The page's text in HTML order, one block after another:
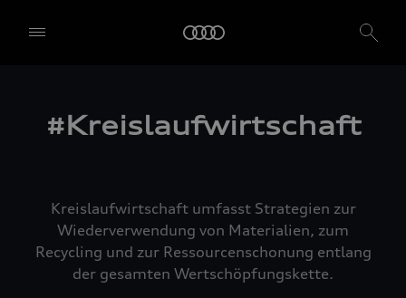
#Kreislaufwirtschaft
Kreislaufwirtschaft umfasst Strategien zur
Wiederverwendung von Materialien, zum
Recycling und zur Ressourcenschonung entlang
der gesamten Wertschöpfungskette.